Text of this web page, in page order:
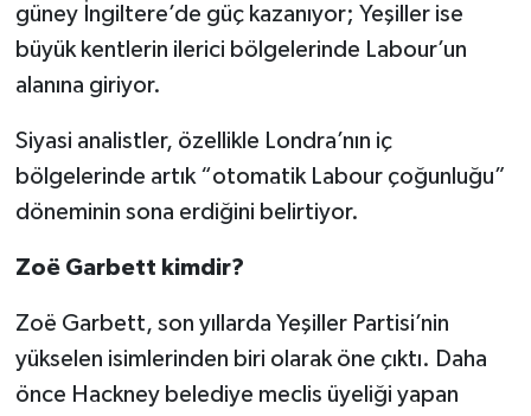
güney İngiltere’de güç kazanıyor; Yeşiller ise
büyük kentlerin ilerici bölgelerinde Labour’un
alanına giriyor.
Siyasi analistler, özellikle Londra’nın iç
bölgelerinde artık “otomatik Labour çoğunluğu”
döneminin sona erdiğini belirtiyor.
Zoë Garbett kimdir?
Zoë Garbett, son yıllarda Yeşiller Partisi’nin
yükselen isimlerinden biri olarak öne çıktı. Daha
önce Hackney belediye meclis üyeliği yapan